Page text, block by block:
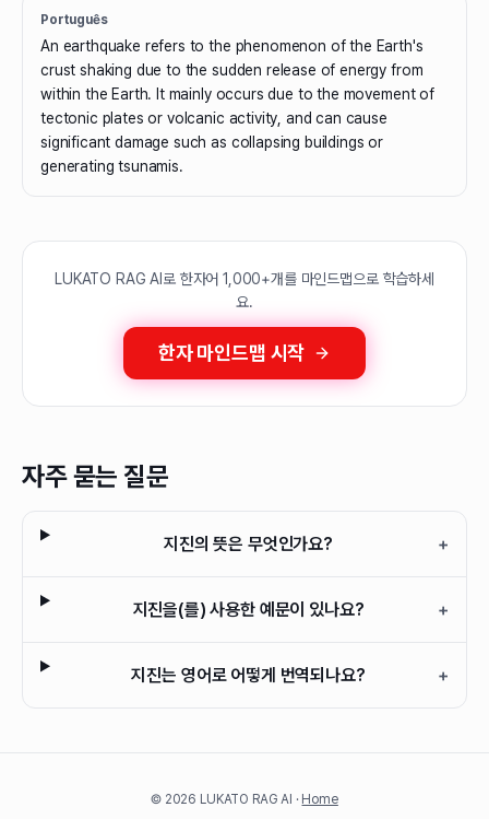
Português
An earthquake refers to the phenomenon of the Earth's
crust shaking due to the sudden release of energy from
within the Earth. It mainly occurs due to the movement of
tectonic plates or volcanic activity, and can cause
significant damage such as collapsing buildings or
generating tsunamis.
LUKATO RAG AI로 한자어 1,000+개를 마인드맵으로 학습하세
요.
한자 마인드맵 시작
자주 묻는 질문
지진의 뜻은 무엇인가요? +
지진을(를) 사용한 예문이 있나요? +
지진는 영어로 어떻게 번역되나요? +
© 2026 LUKATO RAG AI · Home